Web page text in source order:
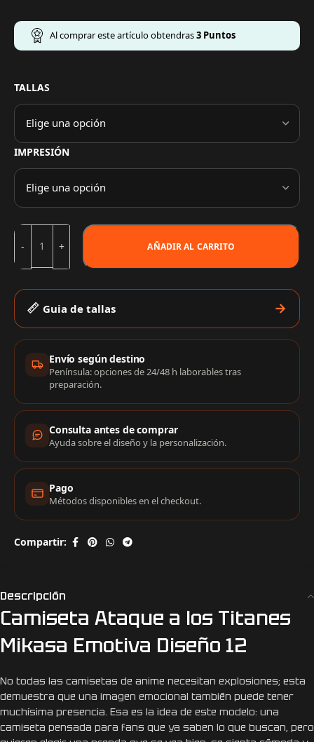
Al comprar este artículo obtendras3 Puntos
TALLAS
IMPRESIÓN
AÑADIR AL CARRITO
Guia de tallas
Información de compra
Envío según destino
Península: opciones de 24/48 h laborables tras
preparación.
Consulta antes de comprar
Ayuda sobre el diseño y la personalización.
Pago
Métodos disponibles en el checkout.
Compartir:
Descripción
Camiseta Ataque a los Titanes
Mikasa Emotiva Diseño 12
No todas las camisetas de anime necesitan explosiones; esta
demuestra que una imagen emocional también puede tener
muchísima presencia. Esa es la idea de este modelo: una
camiseta pensada para fans que ya saben lo que buscan, pero